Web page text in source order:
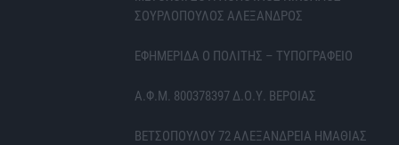
ΣΟΥΡΛΟΠΟΥΛΟΣ ΑΛΕΞΑΝΔΡΟΣ
ΕΦΗΜΕΡΙΔΑ Ο ΠΟΛΙΤΗΣ – ΤΥΠΟΓΡΑΦΕΙΟ
Α.Φ.Μ. 800378397 Δ.Ο.Υ. ΒΕΡΟΙΑΣ
ΒΕΤΣΟΠΟΥΛΟΥ 72 ΑΛΕΞΑΝΔΡΕΙΑ ΗΜΑΘΙΑΣ